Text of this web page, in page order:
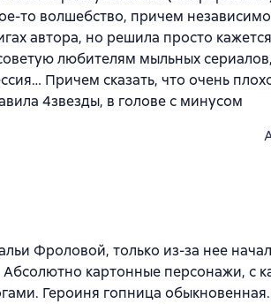
то волшебство, причем
автора, но решила просто
любителям мыльных
Причем сказать, что очень
4звезды, в голове с минусом
Фроловой, только из-за нее
картонные персонажи, с
Героиня гопница